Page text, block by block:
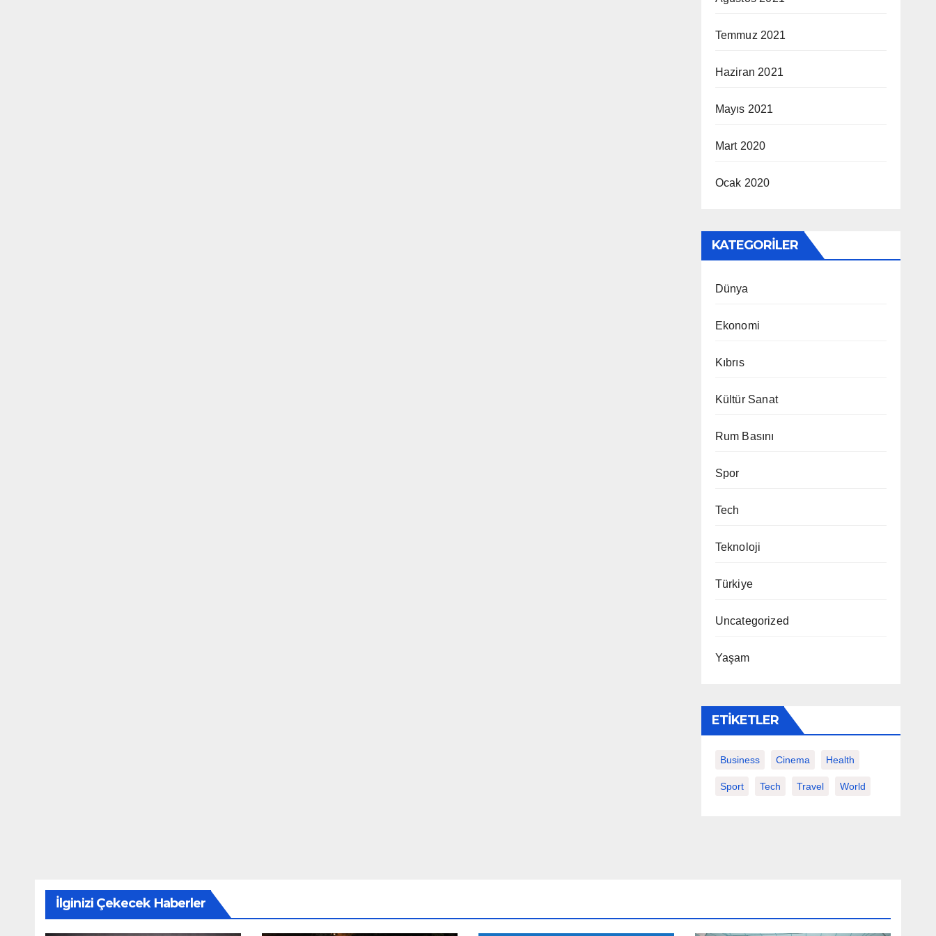
Temmuz 2021
Haziran 2021
Mayıs 2021
Mart 2020
Ocak 2020
KATEGORILER
Dünya
Ekonomi
Kıbrıs
Kültür Sanat
Rum Basını
Spor
Tech
Teknoloji
Türkiye
Uncategorized
Yaşam
ETIKETLER
Business Cinema Health
Sport Tech Travel World
İlginizi Çekecek Haberler